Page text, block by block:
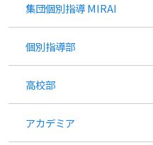
集団個別指導 MIRAI
個別指導部
高校部
アカデミア